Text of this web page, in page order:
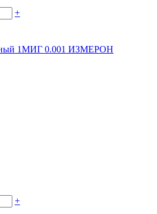
+
1МИГ 0.001 ИЗМЕРОН
+